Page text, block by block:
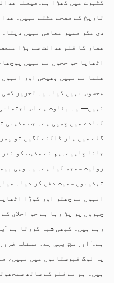
کٹہرے میں کھڑا ہے۔فیصلہ
تاریخ کے صفحے مٹتے نہیں۔
دی مگر ضمیر معافی نہیں
غفار کا قلم عدالت سے بڑا
اٹھایا جو ججوں نے نہیں
علما نے نہیں بھیجی اور
محسوس نہیں کیا۔ یہ تحریر
نہیں— یہ بغاوت ہے اس
لبادے میں چھپی ہے۔ جب مذہبی
گلے میں ہار ڈالنے لگیں تو
جانا چاہیے۔ہم نے مذہب کو
روایت سمجھ لیا ہے۔ یہ وہی
تہذیبوں سمیت دفن کر دیا۔
انہوں نے چھتر اور کوڑا
چہروں پر پڑ رہا ہے جو اخلاق
رہے ہیں۔ کبھی شبہ گزرتا ہے
ہے۔”اور سچ یہی ہے۔ مسئلہ
یہ لوگ قبرستانوں میں نہیں،
ہیں۔ ہم نے ظلم کے ساتھ